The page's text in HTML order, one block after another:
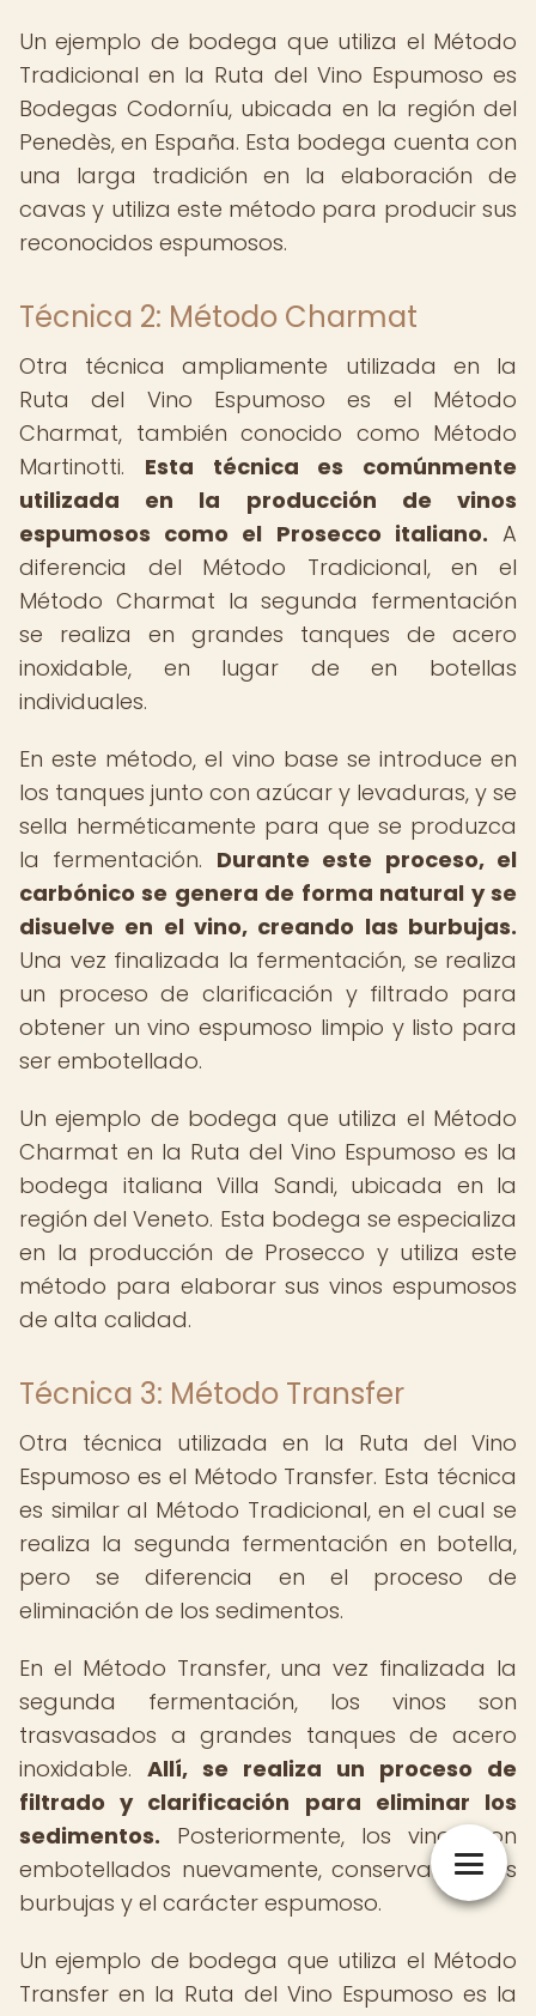
Un ejemplo de bodega que utiliza el Método
Tradicional en la Ruta del Vino Espumoso es
Bodegas Codorníu, ubicada en la región del
Penedès, en España. Esta bodega cuenta con
una larga tradición en la elaboración de
cavas y utiliza este método para producir sus
reconocidos espumosos.
Técnica 2: Método Charmat
Otra técnica ampliamente utilizada en la
Ruta del Vino Espumoso es el Método
Charmat, también conocido como Método
Martinotti. Esta técnica es comúnmente
utilizada en la producción de vinos
espumosos como el Prosecco italiano. A
diferencia del Método Tradicional, en el
Método Charmat la segunda fermentación
se realiza en grandes tanques de acero
inoxidable, en lugar de en botellas
individuales.
En este método, el vino base se introduce en
los tanques junto con azúcar y levaduras, y se
sella herméticamente para que se produzca
la fermentación. Durante este proceso, el
carbónico se genera de forma natural y se
disuelve en el vino, creando las burbujas.
Una vez finalizada la fermentación, se realiza
un proceso de clarificación y filtrado para
obtener un vino espumoso limpio y listo para
ser embotellado.
Un ejemplo de bodega que utiliza el Método
Charmat en la Ruta del Vino Espumoso es la
bodega italiana Villa Sandi, ubicada en la
región del Veneto. Esta bodega se especializa
en la producción de Prosecco y utiliza este
método para elaborar sus vinos espumosos
de alta calidad.
Técnica 3: Método Transfer
Otra técnica utilizada en la Ruta del Vino
Espumoso es el Método Transfer. Esta técnica
es similar al Método Tradicional, en el cual se
realiza la segunda fermentación en botella,
pero se diferencia en el proceso de
eliminación de los sedimentos.
En el Método Transfer, una vez finalizada la
segunda fermentación, los vinos son
trasvasados a grandes tanques de acero
inoxidable. Allí, se realiza un proceso de
filtrado y clarificación para eliminar los
sedimentos. Posteriormente, los vinos son
embotellados nuevamente, conservando las
burbujas y el carácter espumoso.
Un ejemplo de bodega que utiliza el Método
Transfer en la Ruta del Vino Espumoso es la